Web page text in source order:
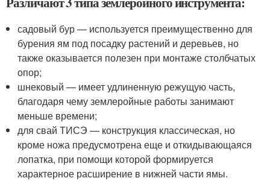
садовый бур — используется преимущественно для
бурения ям под посадку растений и деревьев, но
также оказывается полезен при монтаже столбчатых
опор;
шнековый — имеет удлиненную режущую часть,
благодаря чему землеройные работы занимают
меньше времени;
для свай ТИСЭ — конструкция классическая, но
кроме ножа предусмотрена еще и откидывающаяся
лопатка, при помощи которой формируется
характерное расширение в нижней части ямы.